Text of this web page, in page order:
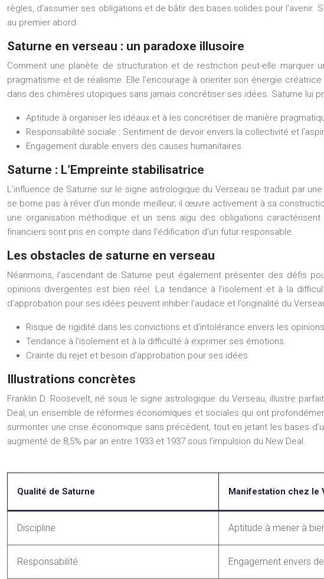
règles, d’assumer ses obligations et de bâtir des bases solides pour
au premier abord.
Saturne en verseau : un paradoxe illusoire
Comment une planète de structuration et de restriction peut-elle marquer
pragmatisme et de réalisme. Elle l’encourage à orienter son énergie
dans des chimères utopiques sans jamais concrétiser ses idées. Saturne lui
Aptitude à organiser les idéaux et à les concrétiser de manière
Responsabilité sociale : Sentiment de devoir envers la collectivité et
Engagement durable envers des causes humanitaires.
Saturne : L’Empreinte stabilisatrice
L’influence de Saturne sur le signe astrologique du Verseau se traduit par
se borne pas à rêver d’un monde meilleur; il œuvre activement à sa
une organisation méthodique et un sens aigu des obligations
financiers sont pris en compte dans l’édification d’un futur responsable.
Les obstacles de saturne en verseau
Néanmoins, l’ascendant de Saturne peut également présenter des défis
opinions divergentes est bien réel. La tendance à l’isolement et à la
d’approbation pour ses idées peuvent inhiber l’audace et l’originalité du
Risque de rigidité dans les convictions et d’intolérance envers les
Tendance à l’isolement et à la difficulté à exprimer ses émotions.
Crainte du rejet et besoin d’approbation pour ses idées.
Illustrations concrètes
Franklin D. Roosevelt, né sous le signe astrologique du Verseau, illustre
Deal, un ensemble de réformes économiques et sociales qui ont
surmonter une crise économique sans précédent, tout en jetant les bases
augmenté de 8,5% par an entre 1933 et 1937 sous l’impulsion du New Deal.
Qualité de Saturne Manifestation chez le
Discipline Aptitude à mener à
Responsabilité Engagement envers